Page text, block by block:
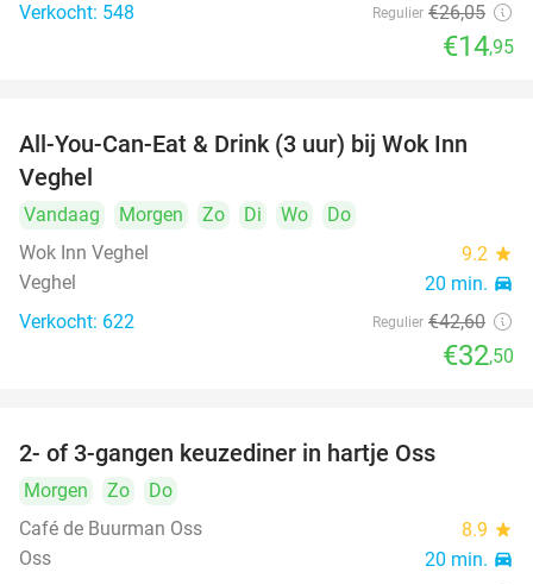
Verkocht: 548 Regulier €26,05
€14,95
24%
All-You-Can-Eat & Drink (3 uur) bij Wok Inn
Veghel
Vandaag Morgen Zo Di Wo
Do
Wok Inn Veghel
9.2 star
Veghel 20 min. directions_car
Verkocht: 622 Regulier €42,60
€32,50
2- of 3-gangen keuzediner in hartje Oss
Morgen Zo
Do
Café de Buurman Oss
8.9 star
Oss 20 min. directions_car